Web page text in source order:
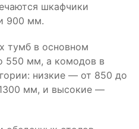
шкафчики
900 мм.
тумб в основном
550 мм, а комодов в
низкие — от 850 до
мм, и высокие —